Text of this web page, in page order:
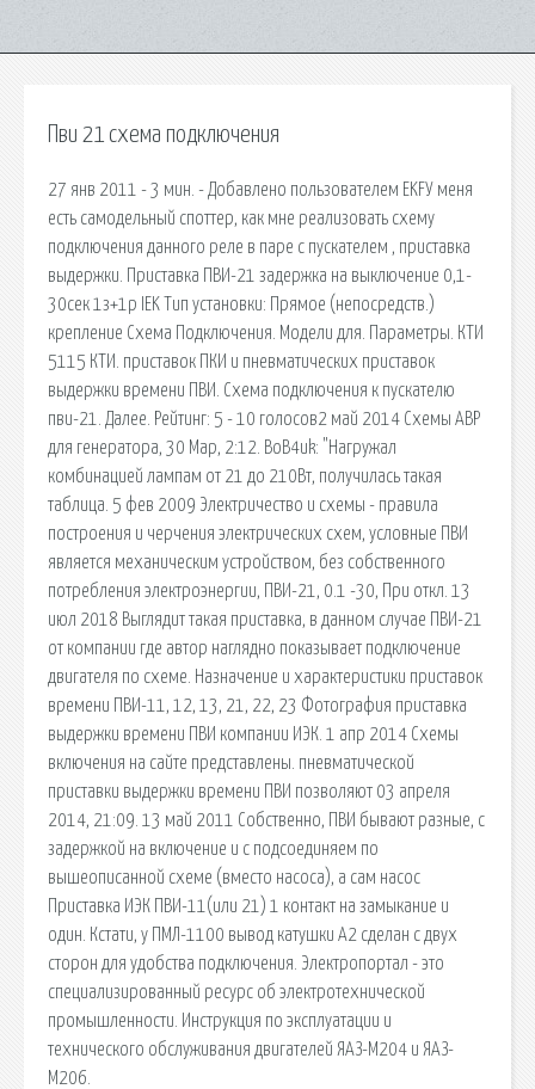
Пви 21 схема подключения
27 янв 2011 - 3 мин. - Добавлено пользователем EKFУ меня
есть самодельный споттер, как мне реализовать схему
подключения данного реле в паре с пускателем , приставка
выдержки. Приставка ПВИ-21 задержка на выключение 0,1-
30сек 1з+1р IEK Тип установки: Прямое (непосредств.)
крепление Схема Подключения. Модели для. Параметры. КТИ
5115 КТИ. приставок ПКИ и пневматических приставок
выдержки времени ПВИ. Схема подключения к пускателю
пви-21. Далее. Рейтинг: 5 - 10 голосов2 май 2014 Схемы АВР
для генератора, 30 Мар, 2:12. BoB4uk: "Нагружал
комбинацией лампам от 21 до 210Вт, получилась такая
таблица. 5 фев 2009 Электричество и схемы - правила
построения и черчения электрических схем, условные ПВИ
является механическим устройством, без собственного
потребления электроэнергии, ПВИ-21, 0.1 -30, При откл. 13
июл 2018 Выглядит такая приставка, в данном случае ПВИ-21
от компании где автор наглядно показывает подключение
двигателя по схеме. Назначение и характеристики приставок
времени ПВИ-11, 12, 13, 21, 22, 23 Фотография приставка
выдержки времени ПВИ компании ИЭК. 1 апр 2014 Схемы
включения на сайте представлены. пневматической
приставки выдержки времени ПВИ позволяют 03 апреля
2014, 21:09. 13 май 2011 Собственно, ПВИ бывают разные, с
задержкой на включение и с подсоединяем по
вышеописанной схеме (вместо насоса), а сам насос
Приставка ИЭК ПВИ-11(или 21) 1 контакт на замыкание и
один. Кстати, у ПМЛ-1100 вывод катушки А2 сделан с двух
сторон для удобства подключения. Электропортал - это
специализированный ресурс об электротехнической
промышленности. Инструкция по эксплуатации и
технического обслуживания двигателей ЯАЗ-М204 и ЯАЗ-
М206.